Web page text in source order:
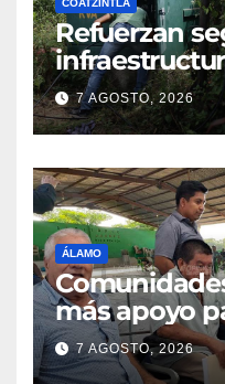
Refuerzan
7 AGOSTO, 2026
ÁLAMO
más apoyo
parcelas
7 AGOSTO, 2026